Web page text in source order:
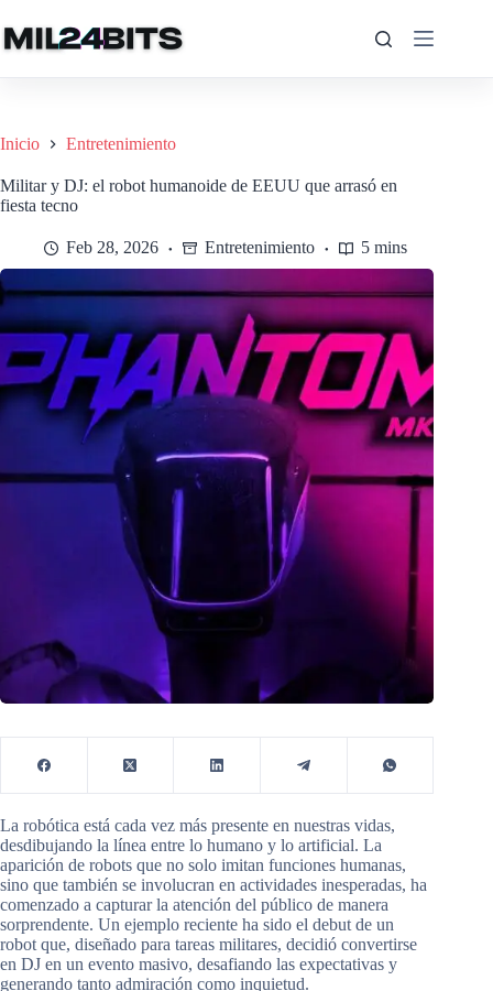
al
contenido
Inicio Entretenimiento
Militar y DJ: el robot humanoide de EEUU que arrasó en
fiesta tecno
Feb 28, 2026 Entretenimiento 5 mins
La robótica está cada vez más presente en nuestras vidas,
desdibujando la línea entre lo humano y lo artificial. La
aparición de robots que no solo imitan funciones humanas,
sino que también se involucran en actividades inesperadas, ha
comenzado a capturar la atención del público de manera
sorprendente. Un ejemplo reciente ha sido el debut de un
robot que, diseñado para tareas militares, decidió convertirse
en DJ en un evento masivo, desafiando las expectativas y
generando tanto admiración como inquietud.